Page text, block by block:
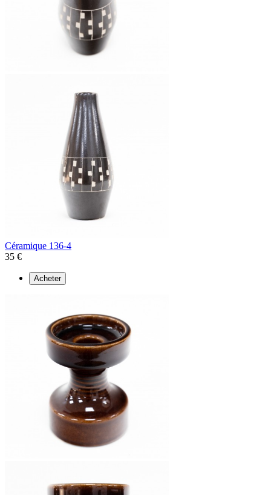
Céramique 136-4
35 €
Acheter